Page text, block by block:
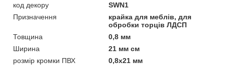
код декору
SWN1
Призначення
крайка для меблів, для
обробки торців ЛДСП
Товщина
0,8 мм
Ширина
21 мм см
розмір кромки ПВХ
0,8х21 мм